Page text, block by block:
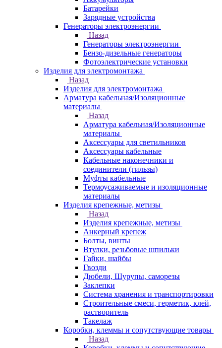
Батарейки
Зарядные устройства
Генераторы электроэнергии
Назад
Генераторы электроэнергии
Бензо-дизельные генераторы
Фотоэлектрические установки
Изделия для электромонтажа
Назад
Изделия для электромонтажа
Арматура кабельная/Изоляционные
материалы
Назад
Арматура кабельная/Изоляционные
материалы
Аксессуары для светильников
Аксессуары кабельные
Кабельные наконечники и
соединители (гильзы)
Муфты кабельные
Термоусаживаемые и изоляционные
материалы
Изделия крепежные, метизы
Назад
Изделия крепежные, метизы
Анкерный крепеж
Болты, винты
Втулки, резьбовые шпильки
Гайки, шайбы
Гвозди
Дюбели, Шурупы, саморезы
Заклепки
Система хранения и транспортировки
Строительные смеси, герметик, клей,
растворитель
Такелаж
Коробки, клеммы и сопутствующие товары
Назад